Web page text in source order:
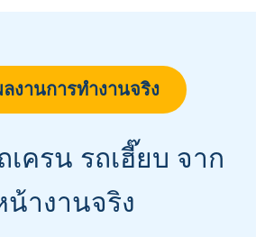
ลงานการทำงานจริง
เครน รถเฮี๊ยบ จาก
น้างานจริง